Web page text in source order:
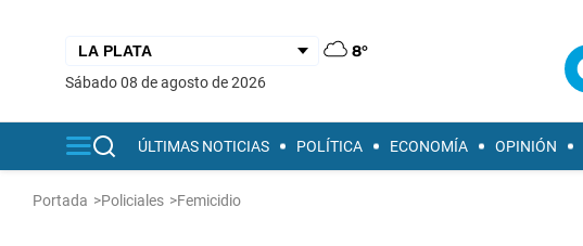
8°
sábado 08 de agosto de 2026
ÚLTIMAS NOTICIAS POLÍTICA ECONOMÍA OPINIÓN
Portada >Policiales >Femicidio